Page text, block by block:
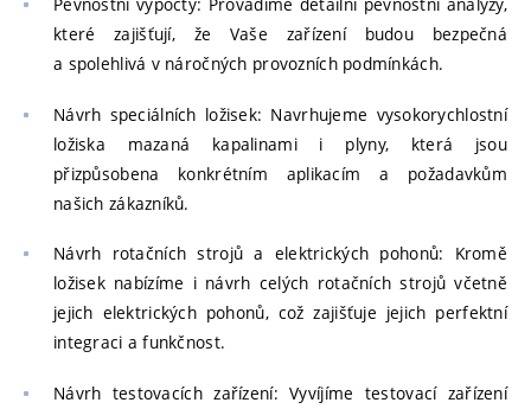
Pevnostní výpočty: Provádíme detailní pevnostní analýzy,
které zajišťují, že Vaše zařízení budou bezpečná
a spolehlivá v náročných provozních podmínkách.
Návrh speciálních ložisek: Navrhujeme vysokorychlostní
ložiska mazaná kapalinami i plyny, která jsou
přizpůsobena konkrétním aplikacím a požadavkům
našich zákazníků.
Návrh rotačních strojů a elektrických pohonů: Kromě
ložisek nabízíme i návrh celých rotačních strojů včetně
jejich elektrických pohonů, což zajišťuje jejich perfektní
integraci a funkčnost.
Návrh testovacích zařízení: Vyvíjíme testovací zařízení